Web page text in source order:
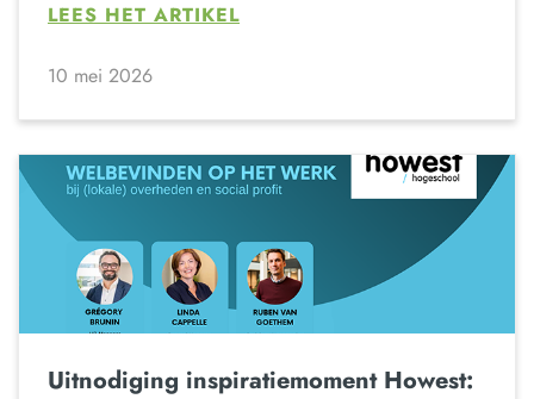
LEES HET ARTIKEL
10 mei 2026
Uitnodiging inspiratiemoment Howest: